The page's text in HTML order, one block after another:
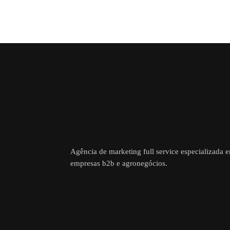
Agência de marketing full service especializada
empresas b2b e agronegócios.